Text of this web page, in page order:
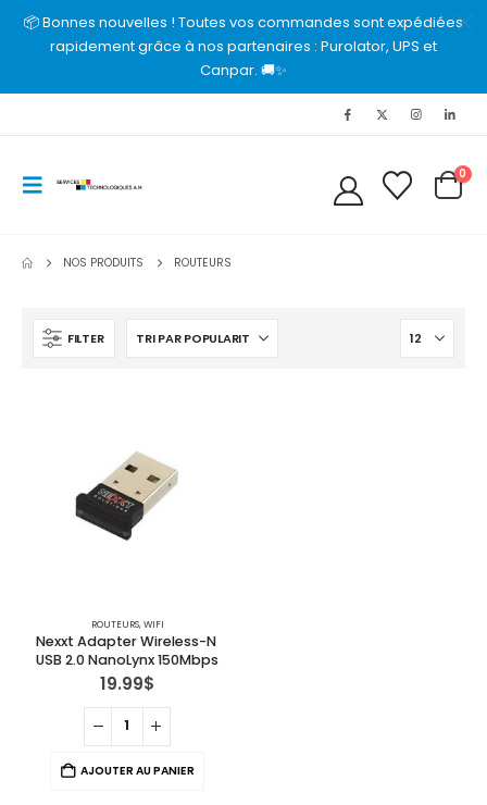
📦 Bonnes nouvelles ! Toutes vos commandes sont expédiées
rapidement grâce à nos partenaires : Purolator, UPS et
Canpar. 🚚✨
0
NOS PRODUITS ROUTEURS
FILTER
ROUTEURS,WIFI
Nexxt Adapter Wireless-N
USB 2.0 NanoLynx 150Mbps
19.99$
AJOUTER AU PANIER